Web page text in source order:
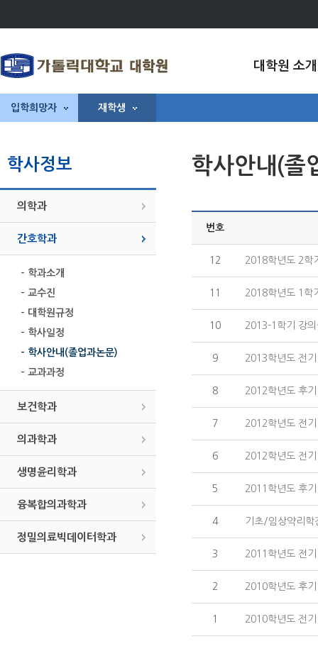
대학원 소개
입학희망자 재학생
학사정보
의학과
간호학과
- 학과소개
- 교수진
- 대학원규정
- 학사일정
- 학사안내(졸업과논문)
- 교과과정
보건학과
의과학과
생명윤리학과
융복합의과학과
정밀의료빅데이터학과
학사안내(졸
번호
12 2018학년도 2학
11 2018학년도 1학
10 2013-1학기 강
9 2013학년도 전
8 2012학년도 후
7 2012학년도 전
6 2012학년도 전
5 2011학년도 후
4 기초/임상약리학
3 2011학년도 전
2 2010학년도 후
1 2010학년도 전